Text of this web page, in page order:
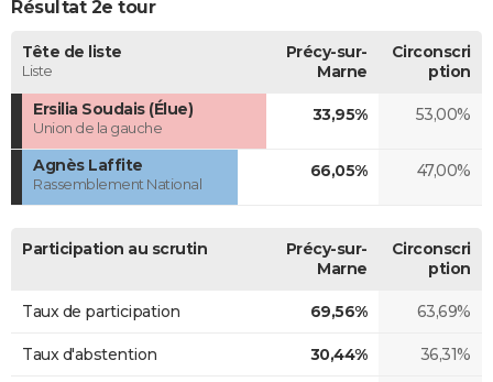
Résultat 2e tour
Tête de liste
Liste
Précy-sur-
Marne
Circonscri
ption
Ersilia Soudais (Élue)
Union de la gauche
33,95% 53,00%
Agnès Laffite
Rassemblement National
66,05% 47,00%
Participation au scrutin
Précy-sur-
Marne
Circonscri
ption
Taux de participation 69,56% 63,69%
Taux d'abstention 30,44% 36,31%